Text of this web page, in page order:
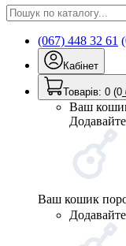
(067) 448 32 61
Кабінет
Товарів: 0 (0
Ваш
Ваш кошик